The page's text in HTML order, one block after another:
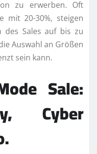
zu erwerben. Oft
mit 20-30%, steigen
des Sales auf bis zu
Auswahl an Größen
sein kann.
Sale:
Cyber